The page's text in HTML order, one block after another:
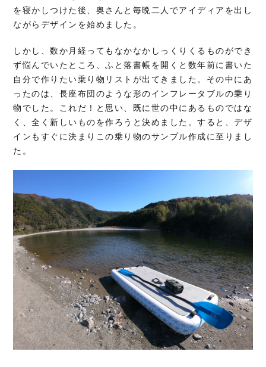
を寝かしつけた後、奥さんと毎晩二人でアイディアを出し
ながらデザインを始めました。
しかし、数か月経ってもなかなかしっくりくるものができ
ず悩んでいたところ、ふと落書帳を開くと数年前に書いた
自分で作りたい乗り物リストが出てきました。その中にあ
ったのは、長座布団のような形のインフレータブルの乗り
物でした。これだ！と思い、既に世の中にあるものではな
く、全く新しいものを作ろうと決めました。すると、デザ
インもすぐに決まりこの乗り物のサンプル作成に至りまし
た。